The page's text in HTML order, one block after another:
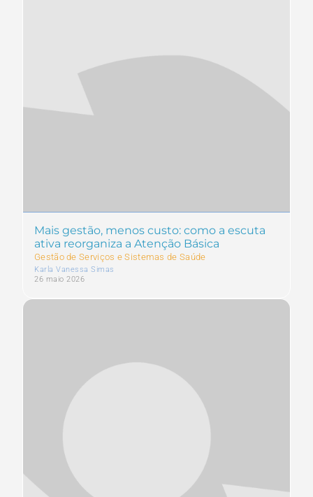
Mais gestão, menos custo: como a escuta
ativa reorganiza a Atenção Básica
Gestão de Serviços e Sistemas de Saúde
Karla Vanessa Simas
26 maio 2026